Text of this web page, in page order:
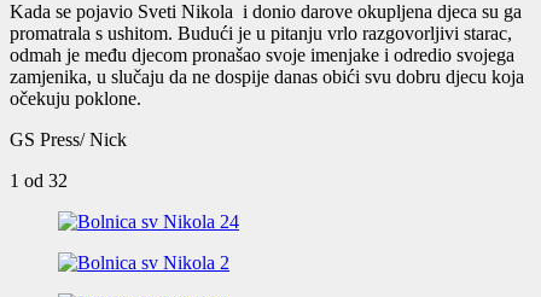
Kada se pojavio Sveti Nikola i donio darove okupljena djeca su ga
promatrala s ushitom. Budući je u pitanju vrlo razgovorljivi starac,
odmah je među djecom pronašao svoje imenjake i odredio svojega
zamjenika, u slučaju da ne dospije danas obići svu dobru djecu koja
očekuju poklone.
GS Press/ Nick
1 od 32